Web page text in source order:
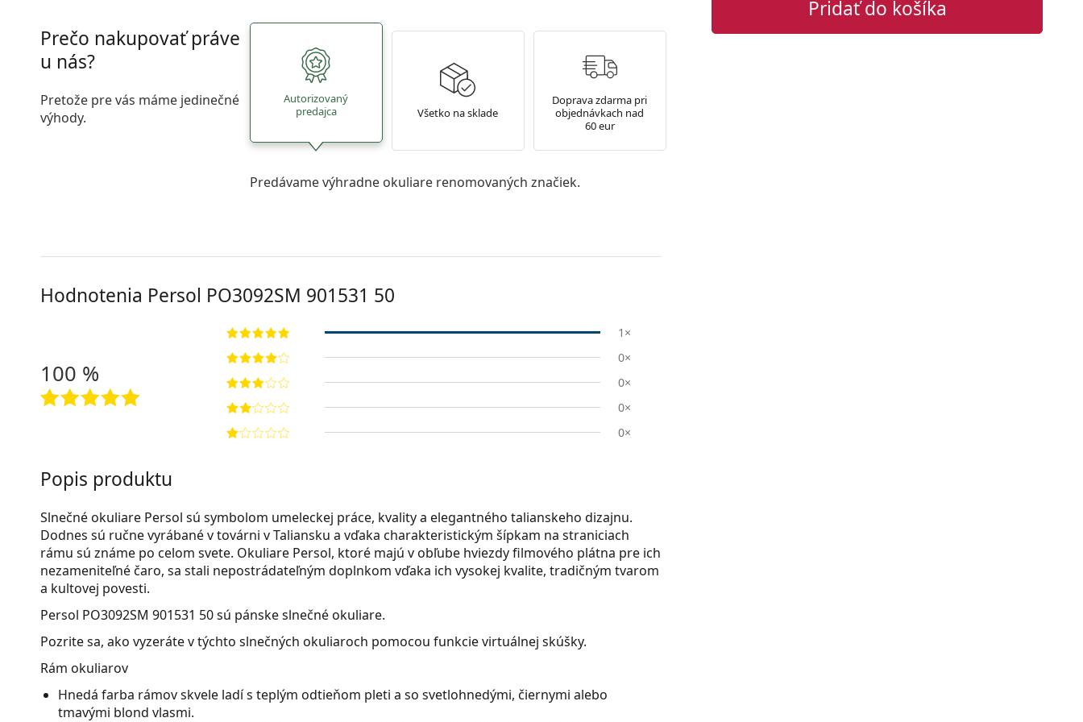
Pridať do košíka
Prečo nakupovať práve
u nás?
Pretože pre vás máme jedinečné
výhody.
Autorizovaný
predajca
Všetko na sklade
Doprava zdarma pri
objednávkach nad
60 eur
Predávame výhradne okuliare renomovaných značiek.
Hodnotenia Persol PO3092SM 901531 50
100 %
1×
0×
0×
0×
0×
Popis produktu
Slnečné okuliare Persol sú symbolom umeleckej práce, kvality a elegantného talianskeho dizajnu.
Dodnes sú ručne vyrábané v továrni v Taliansku a vďaka charakteristickým šípkam na straniciach
rámu sú známe po celom svete. Okuliare Persol, ktoré majú v obľube hviezdy filmového plátna pre ich
nezameniteľné čaro, sa stali nepostrádateľným doplnkom vďaka ich vysokej kvalite, tradičným tvarom
a kultovej povesti.
Persol PO3092SM 901531 50sú pánske slnečné okuliare.
Pozrite sa, ako vyzeráte v týchto slnečných okuliaroch pomocou funkcie virtuálnej skúšky.
Rám okuliarov
Hnedá farba rámov skvele ladí s teplým odtieňom pleti a so svetlohnedými, čiernymi alebo
tmavými blond vlasmi.